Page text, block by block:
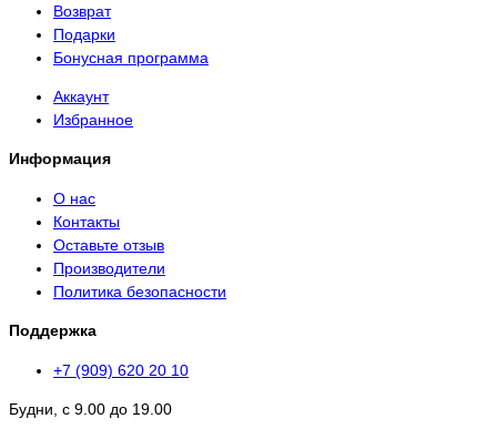
Возврат
Подарки
Бонусная программа
Аккаунт
Избранное
Информация
О нас
Контакты
Оставьте отзыв
Производители
Политика безопасности
Поддержка
+7 (909) 620 20 10
Будни, с 9.00 до 19.00